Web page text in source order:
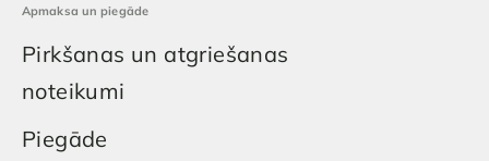
Apmaksa un piegāde
Pirkšanas un atgriešanas
noteikumi
Piegāde